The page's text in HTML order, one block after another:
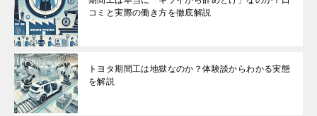
コミと実際の働き方を徹底解説
トヨタ期間工は地獄なのか？体験談からわかる実態
を解説